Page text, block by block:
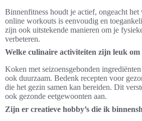
Binnenfitness houdt je actief, ongeacht
online workouts is eenvoudig en
zijn ook uitstekende manieren om je
verbeteren.
Welke culinaire activiteiten zijn leuk om
Koken met seizoensgebonden
ook duurzaam. Bedenk recepten voor
die het gezin samen kan bereiden. Dit
ook gezonde eetgewoonten aan.
Zijn er creatieve hobby’s die ik